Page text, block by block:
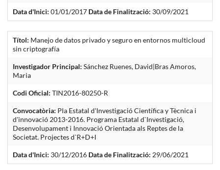
Data d'Inici: 01/01/2017 Data de Finalització: 30/09/2021
Títol: Manejo de datos privado y seguro en entornos multicloud
sin criptografía
Investigador Principal: Sánchez Ruenes, David|Bras Amoros,
Maria
Codi Oficial: TIN2016-80250-R
Convocatòria: Pla Estatal d'Investigació Científica y Tècnica i
d'innovació 2013-2016. Programa Estatal d`Investigació,
Desenvolupament i Innovació Orientada als Reptes de la
Societat. Projectes d`R+D+I
Data d'Inici: 30/12/2016 Data de Finalització: 29/06/2021